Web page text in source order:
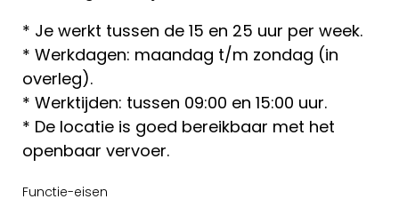
* Je werkt tussen de 15 en 25 uur per week.
* Werkdagen: maandag t/m zondag (in
overleg).
* Werktijden: tussen 09:00 en 15:00 uur.
* De locatie is goed bereikbaar met het
openbaar vervoer.
Functie-eisen